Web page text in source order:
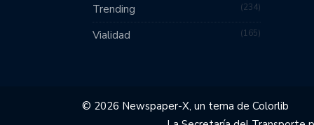
Trending 234
Vialidad 165
© 2026 Newspaper-X, un tema de Colorlib